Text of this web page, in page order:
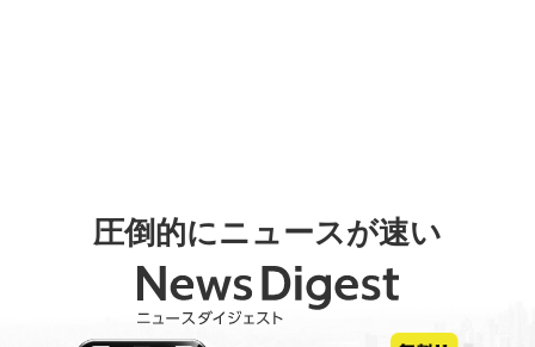
圧倒的にニュースが速い